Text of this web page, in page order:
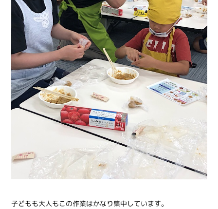
子どもも大人もこの作業はかなり集中しています。